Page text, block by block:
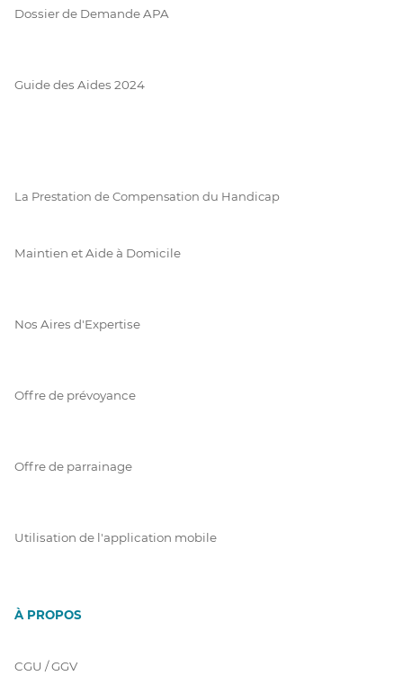
Dossier de Demande APA
Guide des Aides 2024
La Prestation de Compensation du Handicap
Maintien et Aide à Domicile
Nos Aires d'Expertise
Offre de prévoyance
Offre de parrainage
Utilisation de l'application mobile
À PROPOS
CGU / GGV